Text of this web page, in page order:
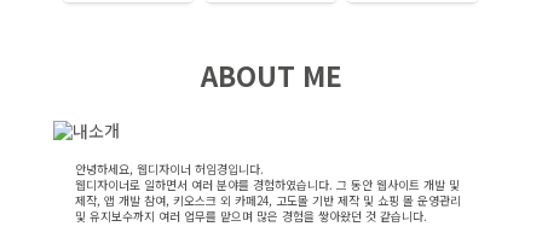
ABOUT ME
안녕하세요, 웹디자이너 허임경입니다.
웹디자이너로 일하면서 여러 분야를 경험하였습니다. 그 동안 웹사이트 개발 및
제작, 앱 개발 참여, 키오스크 외 카페24, 고도몰 기반 제작 및 쇼핑 몰 운영관리
및 유지보수까지 여러 업무를 맡으며 많은 경험을 쌓아왔던 것 같습니다.